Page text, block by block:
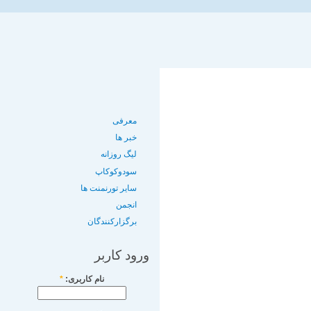
معرفی
خبر ها
لیگ روزانه
سودوکوکاپ
سایر تورنمنت ها
انجمن
برگزارکنندگان
ورود کاربر
نام کاربری:*